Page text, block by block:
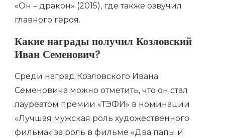
«Он – дракон» (2015), где также озвучил
главного героя.
Какие награды получил Козловский
Иван Семенович?
Среди наград Козловского Ивана
Семеновича можно отметить, что он стал
лауреатом премии «ТЭФИ» в номинации
«Лучшая мужская роль художественного
фильма» за роль в фильме «Два папы и